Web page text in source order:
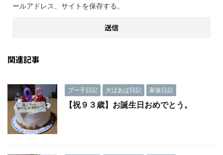
ールアドレス、サイトを保存する。
関連記事
プー子日記 大ばあば日記 家族日記
【祝９３歳】お誕生日おめでとう。